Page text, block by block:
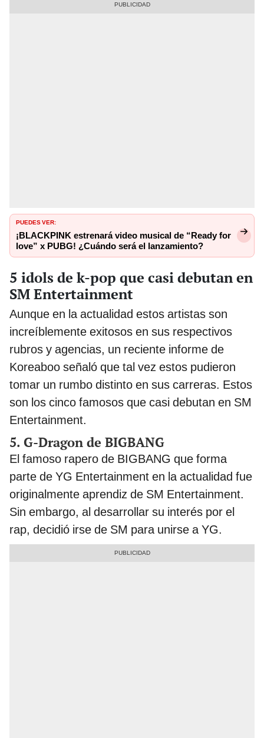
PUEDES VER:
¡BLACKPINK estrenará video musical de “Ready for
love” x PUBG! ¿Cuándo será el lanzamiento?
5 idols de k-pop que casi debutan en
SM Entertainment
Aunque en la actualidad estos artistas son
increíblemente exitosos en sus respectivos
rubros y agencias, un reciente informe de
Koreaboo señaló que tal vez estos pudieron
tomar un rumbo distinto en sus carreras. Estos
son los cinco famosos que casi debutan en SM
Entertainment.
5. G-Dragon de BIGBANG
El famoso rapero de BIGBANG que forma
parte de YG Entertainment en la actualidad fue
originalmente aprendiz de SM Entertainment.
Sin embargo, al desarrollar su interés por el
rap, decidió irse de SM para unirse a YG.